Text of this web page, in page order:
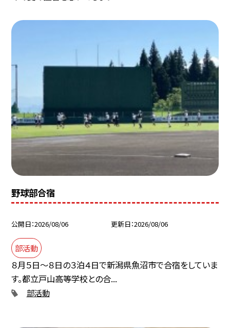
野球部合宿
公開日 2026/08/06 更新日 2026/08/06
部活動
８月５日～８日の３泊４日で新潟県魚沼市で合宿をしていま
す。都立戸山高等学校との合...
部活動